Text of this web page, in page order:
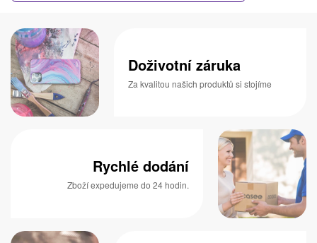
Doživotní záruka
Za kvalitou našich produktů si stojíme
Rychlé dodání
Zboží expedujeme do 24 hodin.